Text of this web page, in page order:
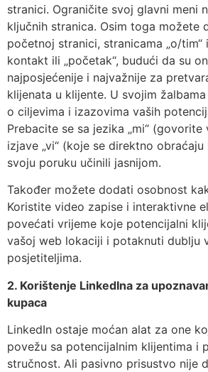
stranici. Ograničite svoj glavni meni
ključnih stranica. Osim toga možete
početnoj stranici, stranicama „o/tim“
kontakt ili „početak“, budući da su
najposjećenije i najvažnije za
klijenata u klijente. U svojim
o ciljevima i izazovima vaših
Prebacite se sa jezika „mi“ (govorite
izjave „vi“ (koje se direktno
svoju poruku učinili jasnijom.
Također možete dodati osobnost
Koristite video zapise i interaktivne
povećati vrijeme koje potencijalni
vašoj web lokaciji i potaknuti dublju
posjetiteljima.
2. Korištenje LinkedIna za
kupaca
LinkedIn ostaje moćan alat za one
povežu sa potencijalnim klijentima i
stručnost. Ali pasivno prisustvo nije